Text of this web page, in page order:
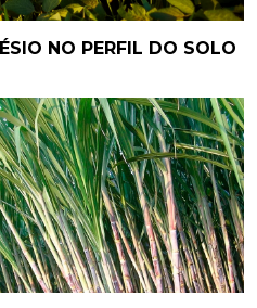
NO PERFIL DO SOLO